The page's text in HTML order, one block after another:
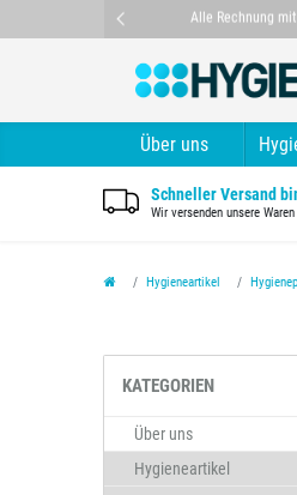
Alle Rechnung
Über uns
Schneller Versand
Wir versenden unsere
Hygieneartikel
KATEGORIEN
Über uns
Hygieneartikel